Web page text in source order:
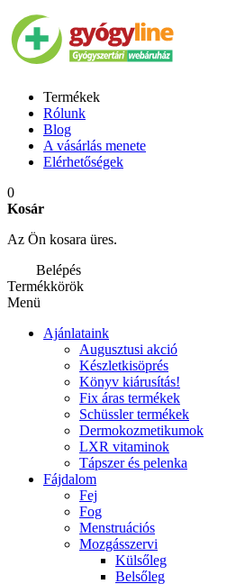
Termékek
Rólunk
Blog
A vásárlás menete
Elérhetőségek
0
Kosár
Az Ön kosara üres.
Belépés
Termékkörök
Menü
Ajánlataink
Augusztusi akció
Készletkisöprés
Könyv kiárusítás!
Fix áras termékek
Schüssler termékek
Dermokozmetikumok
LXR vitaminok
Tápszer és pelenka
Fájdalom
Fej
Fog
Menstruációs
Mozgásszervi
Külsőleg
Belsőleg